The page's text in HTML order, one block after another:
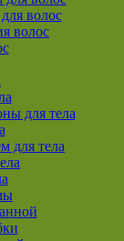
волос
волос
для тела
для тела